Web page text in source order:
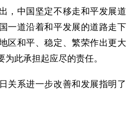
中国坚定不移走和平发展道
一道沿着和平发展的道路走下
区和平、稳定、繁荣作出更大
此承担起应尽的责任。
系进一步改善和发展指明了